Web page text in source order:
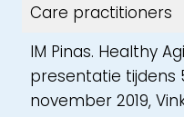
Care practitioners
IM Pinas. Healthy
presentatie tijdens
november 2019,